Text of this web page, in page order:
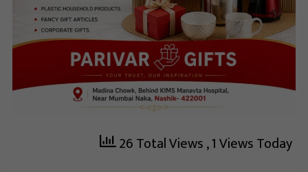
26 Total Views, 1 Views Today